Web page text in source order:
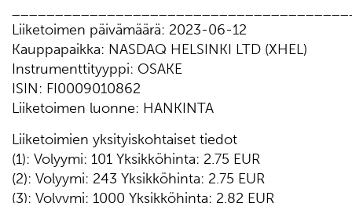
Liiketoimen päivämäärä: 2023-06-12
Kauppapaikka: NASDAQ HELSINKI LTD (XHEL)
Instrumenttityyppi: OSAKE
ISIN: FI0009010862
Liiketoimen luonne: HANKINTA
Liiketoimien yksityiskohtaiset tiedot
(1): Volyymi: 101 Yksikköhinta: 2.75 EUR
(2): Volyymi: 243 Yksikköhinta: 2.75 EUR
(3): Volyymi: 1000 Yksikköhinta: 2.82 EUR